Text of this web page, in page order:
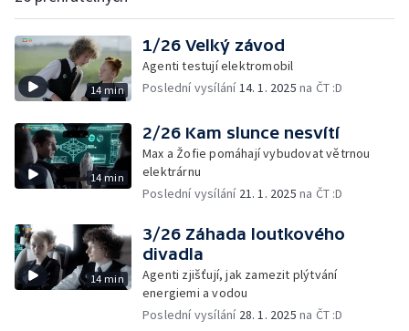
14 min
1/26 Velký závod
Agenti testují elektromobil
Poslední vysílání14. 1. 2025 na ČT :D
14 min
2/26 Kam slunce nesvítí
Max a Žofie pomáhají vybudovat větrnou
elektrárnu
Poslední vysílání 21. 1. 2025 na ČT :D
14 min
3/26 Záhada loutkového
divadla
Agenti zjišťují, jak zamezit plýtvání
energiemi a vodou
Poslední vysílání 28. 1. 2025 na ČT :D